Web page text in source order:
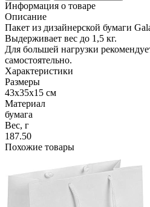
Информация о товаре
Описание
Пакет из дизайнерской бумаги
Выдерживает вес до 1,5 кг.
Для большей нагрузки
самостоятельно.
Характеристики
Размеры
43х35х15 см
Материал
бумага
Вес, г
187.50
Похожие товары